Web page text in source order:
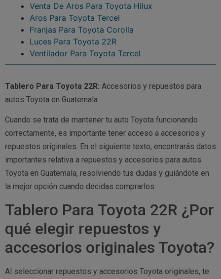
Venta De Aros Para Toyota Hilux
Aros Para Toyota Tercel
Franjas Para Toyota Corolla
Luces Para Toyota 22R
Ventilador Para Toyota Tercel
Tablero Para Toyota 22R: Accesorios y repuestos para
autos Toyota en Guatemala
Cuando se trata de mantener tu auto Toyota funcionando
correctamente, es importante tener acceso a accesorios y
repuestos originales. En el siguiente texto, encontrarás datos
importantes relativa a repuestos y accesorios para autos
Toyota en Guatemala, resolviendo tus dudas y guiándote en
la mejor opción cuando decidas comprarlos.
Tablero Para Toyota 22R ¿Por
qué elegir repuestos y
accesorios originales Toyota?
Al seleccionar repuestos y accesorios Toyota originales, te